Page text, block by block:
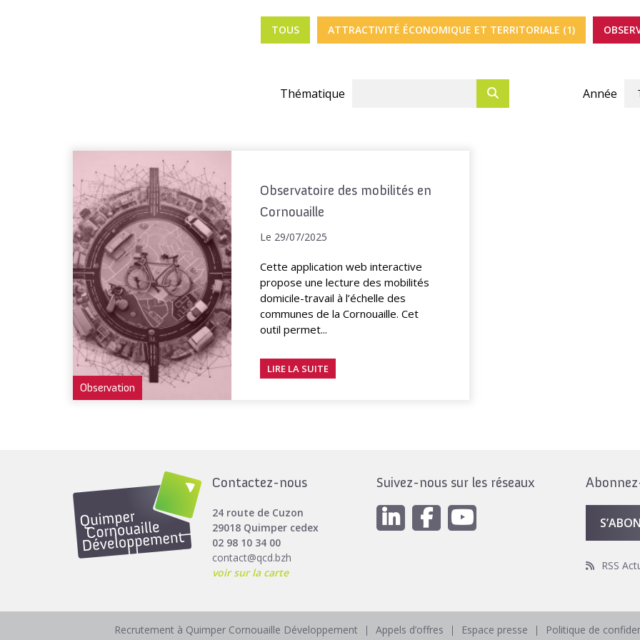
TOUS ATTRACTIVITÉ ÉCONOMIQUE ET TERRITORIALE (1)
Thématique Année
Observation
Observatoire des mobilités en
Cornouaille
Le 29/07/2025
Cette application web interactive
propose une lecture des mobilités
domicile-travail à l’échelle des
communes de la Cornouaille. Cet
outil permet...
LIRE LA SUITE
Contactez-nous
24 route de Cuzon
29018 Quimper cedex
02 98 10 34 00
contact@qcd.bzh
voir sur la carte
Suivez-nous sur les réseaux
RSS
Recrutement à Quimper Cornouaille Développement Appels d’offres Espace presse Politique de